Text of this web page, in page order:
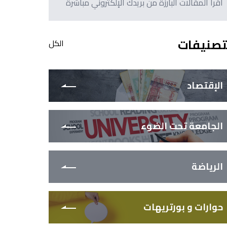
الكل
الإقتصاد
الجامعة تحت الضوء
الرياضة
حوارات و بورتريهات